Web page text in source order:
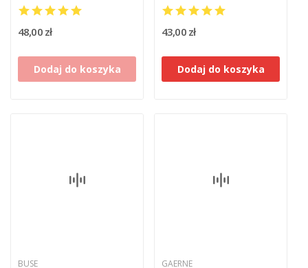
48,00 zł
Dodaj do koszyka
43,00 zł
Dodaj do koszyka
BUSE GAERNE